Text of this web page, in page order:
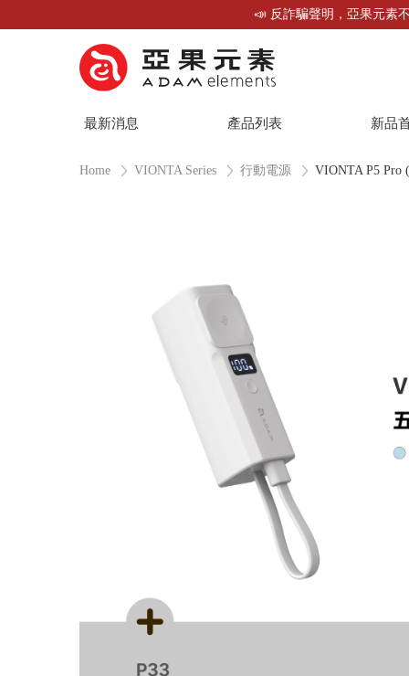
📣 反詐騙聲明，亞果元素
最新消息 產品列表 新品
Home VIONTA Series 行動電源 VIONTA P5 Pro